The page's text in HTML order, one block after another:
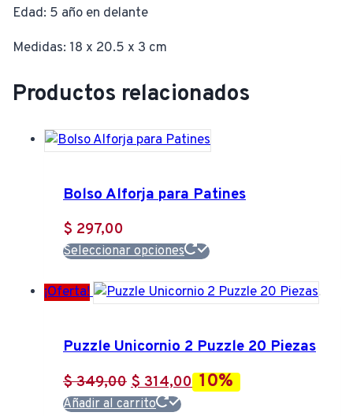
Edad: 5 año en delante
Medidas: 18 x 20.5 x 3 cm
Productos relacionados
Bolso Alforja para Patines
$ 297,00
Seleccionar opciones
Este
tiene
variantes.
Las
opciones
¡Oferta!
Puzzle Unicornio 2 Puzzle 20 Piezas
$349,00 El
precio
$314,00El10%
Añadir al carrito